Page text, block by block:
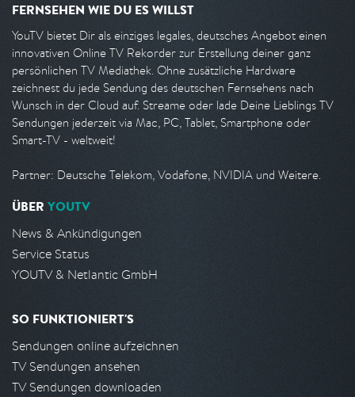
FERNSEHEN WIE DU ES WILLST
YouTV bietet Dir als einziges legales, deutsches Angebot einen
innovativen Online TV Rekorder zur Erstellung deiner ganz
persönlichen TV Mediathek. Ohne zusätzliche Hardware
zeichnest du jede Sendung des deutschen Fernsehens nach
Wunsch in der Cloud auf. Streame oder lade Deine Lieblings TV
Sendungen jederzeit via Mac, PC, Tablet, Smartphone oder
Smart-TV - weltweit!
Partner: Deutsche Telekom, Vodafone, NVIDIA und Weitere.
ÜBER YOUTV
News & Ankündigungen
Service Status
YOUTV & Netlantic GmbH
SO FUNKTIONIERT'S
Sendungen online aufzeichnen
TV Sendungen ansehen
TV Sendungen downloaden